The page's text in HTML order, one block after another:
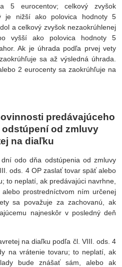
5 eurocentov; celkový zvyšok
je nižší ako polovica hodnoty 5
a celkový zvyšok nezaokrúhlenej
vyšší ako polovica hodnoty 5
Ak je úhrada podľa prvej vety
sa až výsledná úhrada.
2 eurocenty sa zaokrúhľuje na
predávajúceho
od zmluvy
na diaľku
odo dňa odstúpenia od zmluvy
ods. 4 OP zaslať tovar späť alebo
to neplatí, ak predávajúci navrhne,
prostredníctvom ním určenej
sa považuje za zachovanú, ak
najneskôr v posledný deň
na diaľku podľa čl. VIII. ods. 4
na vrátenie tovaru; to neplatí, ak
bude znášať sám, alebo ak